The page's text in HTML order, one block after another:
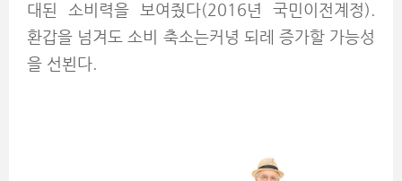
대된 소비력을 보여줬다(2016년 국민이전계정).
환갑을 넘겨도 소비 축소는커녕 되레 증가할 가능성
을 선뵌다.